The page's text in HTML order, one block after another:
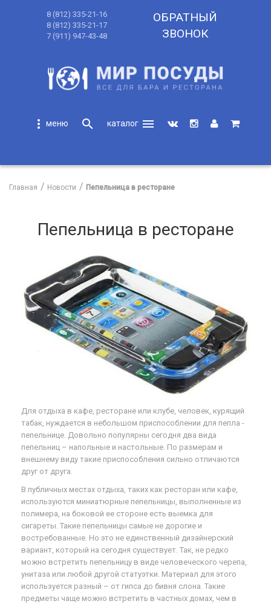
8 (812) 335-21-16
8 (812) 335-21-17
7 (911) 947-43-48
ОБРАТНЫЙ
ЗВОНОК
more_vert search
menu
Главная Новости Пепельница в ресторане
Пепельница в ресторане
Для отдыха в кафе, ресторане или клубе, человек, курящий
табак, нуждается в небольшом приспособлении для пепла -
пепельнице. Довольно популярны сегодня два вида
пепельниц – напольные и настольные. По размерам и
внешнему виду такие приспособления сильно отличаются
друг от друга.
В публичных местах отдыха, таких как ресторан или кафе,
используются миниатюрные пепельницы, выполненные из
полимера, на боковой ее стороне есть выемка для
сигареты. Такие пепельницы самые не дорогие и
востребованные. Но это не единственный дизайнерский
вариант, который на сегодня существует. Так, не редко
можно встретить пепельницу в виде человеческого черепа,
унитаза или любой другой статуэтки. Материал для этого
используется разный – от гипса до бивня слона. Такие
предметы чаще можно встретить в частных домах, чем в